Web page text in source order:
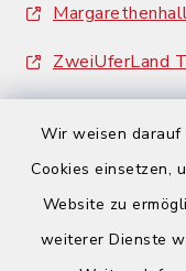
Wir weisen darauf
Cookies einsetzen,
Website zu
weiterer Dienste
ZweiUferLand